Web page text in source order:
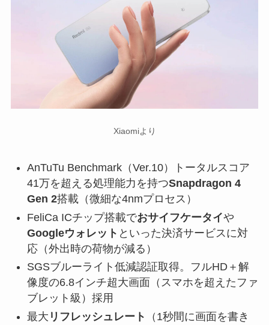
Xiaomiより
AnTuTu Benchmark（Ver.10）トータルスコア
41万を超える処理能力を持つSnapdragon 4
Gen 2搭載（微細な4nmプロセス）
FeliCa ICチップ搭載でおサイフケータイや
Googleウォレット といった決済サービスに対
応（外出時の荷物が減る）
SGSブルーライト低減認証取得。フルHD＋解
像度の6.8インチ超大画面（スマホを超えたファ
ブレット級）採用
最大 リフレッシュレート
（1秒間に画面を書き